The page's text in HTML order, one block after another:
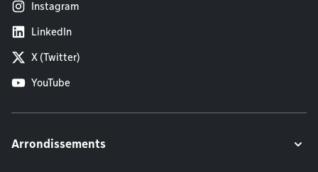
Instagram
LinkedIn
X (Twitter)
YouTube
Arrondissements